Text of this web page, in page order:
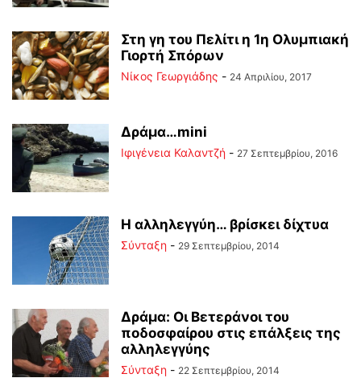
Στη γη του Πελίτι η 1η Ολυμπιακή
Γιορτή Σπόρων
Νίκος Γεωργιάδης - 24 Απριλίου, 2017
Δράμα…mini
Ιφιγένεια Καλαντζή - 27 Σεπτεμβρίου, 2016
Η αλληλεγγύη… βρίσκει δίχτυα
Σύνταξη - 29 Σεπτεμβρίου, 2014
Δράμα: Οι Βετεράνοι του
ποδοσφαίρου στις επάλξεις της
αλληλεγγύης
Σύνταξη - 22 Σεπτεμβρίου, 2014